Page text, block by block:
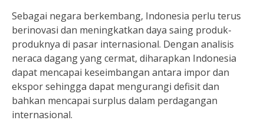
Sebagai negara berkembang, Indonesia perlu terus
berinovasi dan meningkatkan daya saing produk-
produknya di pasar internasional. Dengan analisis
neraca dagang yang cermat, diharapkan Indonesia
dapat mencapai keseimbangan antara impor dan
ekspor sehingga dapat mengurangi defisit dan
bahkan mencapai surplus dalam perdagangan
internasional.